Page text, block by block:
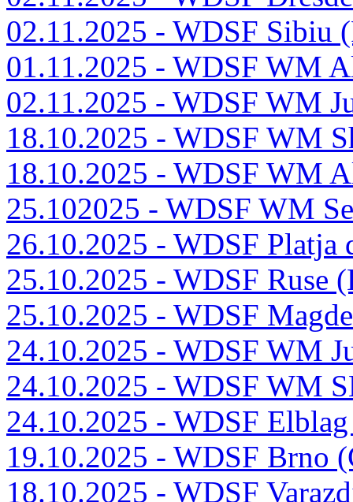
02.11.2025 - WDSF Sibiu
01.11.2025 - WDSF WM
02.11.2025 - WDSF WM
18.10.2025 - WDSF WM
18.10.2025 - WDSF WM
25.102025 - WDSF WM
26.10.2025 - WDSF Platja
25.10.2025 - WDSF Ruse
25.10.2025 - WDSF
24.10.2025 - WDSF WM
24.10.2025 - WDSF WM
24.10.2025 - WDSF
19.10.2025 - WDSF Brno
18.10.2025 - WDSF